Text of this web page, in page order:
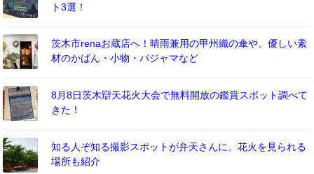
ト3選！
茨木市renaお蔵店へ！晴雨兼用の甲州織の傘や、優しい素
材のかばん・小物・パジャマなど
8月8日茨木辯天花火大会で無料開放の鑑賞スポット調べて
きた！
知る人ぞ知る撮影スポットが弁天さんに。花火を見られる
場所も紹介